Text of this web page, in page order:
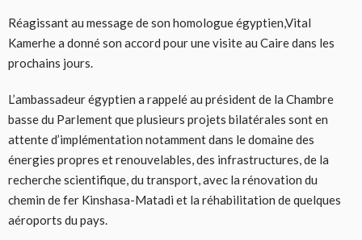
Réagissant au message de son homologue égyptien,Vital
Kamerhe a donné son accord pour une visite au Caire dans les
prochains jours.
L’ambassadeur égyptien a rappelé au président de la Chambre
basse du Parlement que plusieurs projets bilatérales sont en
attente d’implémentation notamment dans le domaine des
énergies propres et renouvelables, des infrastructures, de la
recherche scientifique, du transport, avec la rénovation du
chemin de fer Kinshasa-Matadi et la réhabilitation de quelques
aéroports du pays.